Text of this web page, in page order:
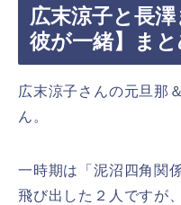
広末涼子と長
彼が一緒】ま
広末涼子さんの元旦那
ん。
一時期は「泥沼四角関
飛び出した２人ですが